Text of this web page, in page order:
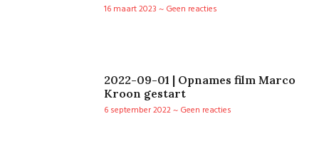
16 maart 2023
Geen reacties
2022-09-01 | Opnames film Marco
Kroon gestart
6 september 2022
Geen reacties